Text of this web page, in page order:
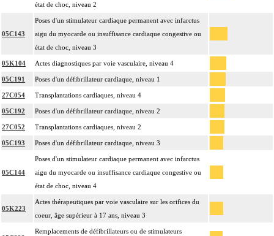
état de choc, niveau 2
05C143
Poses d'un stimulateur cardiaque permanent avec infarctus
aigu du myocarde ou insuffisance cardiaque congestive ou
état de choc, niveau 3
05K104 Actes diagnostiques par voie vasculaire, niveau 4
05C191 Poses d'un défibrillateur cardiaque, niveau 1
27C054 Transplantations cardiaques, niveau 4
05C192 Poses d'un défibrillateur cardiaque, niveau 2
27C052 Transplantations cardiaques, niveau 2
05C193 Poses d'un défibrillateur cardiaque, niveau 3
05C144
Poses d'un stimulateur cardiaque permanent avec infarctus
aigu du myocarde ou insuffisance cardiaque congestive ou
état de choc, niveau 4
05K223
Actes thérapeutiques par voie vasculaire sur les orifices du
coeur, âge supérieur à 17 ans, niveau 3
Remplacements de défibrillateurs ou de stimulateurs